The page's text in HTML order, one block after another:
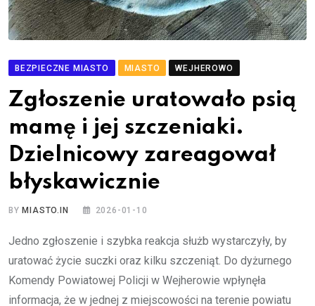
BEZPIECZNE MIASTO MIASTO WEJHEROWO
Zgłoszenie uratowało psią
mamę i jej szczeniaki.
Dzielnicowy zareagował
błyskawicznie
BY MIASTO.IN 2026-01-10
Jedno zgłoszenie i szybka reakcja służb wystarczyły, by
uratować życie suczki oraz kilku szczeniąt. Do dyżurnego
Komendy Powiatowej Policji w Wejherowie wpłynęła
informacja, że w jednej z miejscowości na terenie powiatu